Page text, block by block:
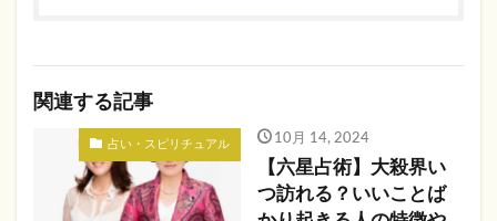
関連する記事
占い・スピリチュアル 10月 14, 2024
【六星占術】大殺界い
つ訪れる？いいことば